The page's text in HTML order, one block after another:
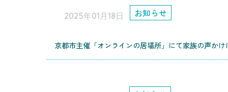
2025年01月18日 お知らせ